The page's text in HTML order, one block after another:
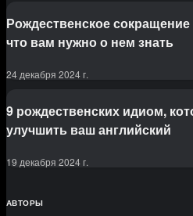
Рождественское сокращение
что вам нужно о нем знать
24 декабря 2024 г.
9 рождественских идиом,
улучшить ваш английский
19 декабря 2024 г.
АВТОРЫ